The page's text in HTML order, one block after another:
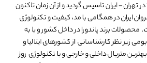
در سال 1375 در تهران - ایران تاسیس گردید و از آن زمان تاکنون
ایران در همگامی با مد، کیفیت و تکنولوژی
محصولات برند پاندورا در داخل کشور و با به
زیر نظر کارشناسانی از کشورهای ایتالیا و
بهترین متریال داخلی و خارجی و با تکنولوژی روز